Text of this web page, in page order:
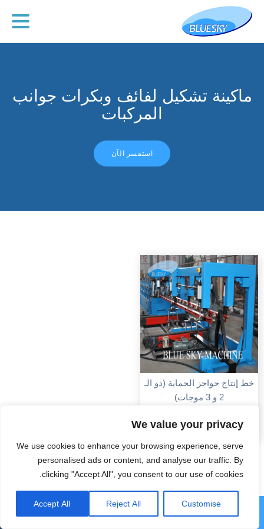
We value your privacy
We use cookies to enhance your browsing experience, serve
personalised ads or content, and analyse our traffic. By
clicking "Accept All", you consent to our use of cookies.
Customise
Reject All
Accept All
ماكينة تشكيل لفائف وبكرات جوانب
المركبات
استفسر الآن
خط إنتاج حواجز الحماية (ذو الـ
2 و 3 موجات)
عرض المزيد